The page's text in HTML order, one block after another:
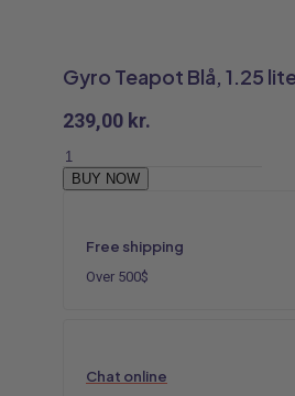
Gyro Teapot Blå, 1.25
239,00 kr.
Gyro
Teapot
liters
BUY NOW
Free shipping
Over 500$
Chat online